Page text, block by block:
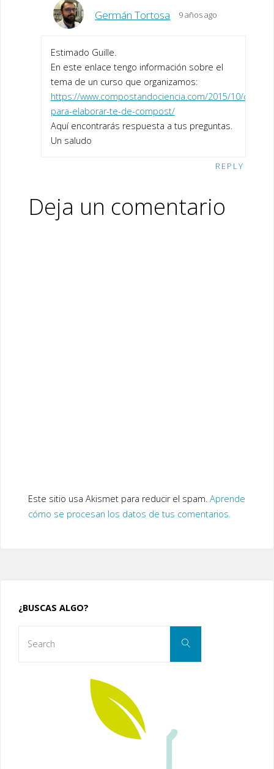
Germán Tortosa 9 años ago
Estimado Guille.
En este enlace tengo información sobre el
tema de un curso que organizamos:
https://www.compostandociencia.com/2015/10/
para-elaborar-te-de-compost/
Aquí encontrarás respuesta a tus preguntas.
Un saludo
REPLY
Deja un comentario
Este sitio usa Akismet para reducir el spam. Aprende
cómo se procesan los datos de tus comentarios.
¿BUSCAS ALGO?
Search